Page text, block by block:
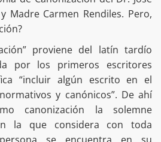
Madre Carmen Rendiles. Pero,
proviene del latín tardío
por los primeros escritores
“incluir algún escrito en el
y canónicos”. De ahí
canonización la solemne
la que considera con toda